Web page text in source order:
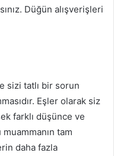
Düğün alışverişleri
sizi tatlı bir sorun
Eşler olarak siz
farklı düşünce ve
tam
daha fazla